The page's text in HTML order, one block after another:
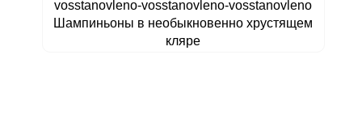
Шампиньоны в необыкновенно хрустящем
кляре